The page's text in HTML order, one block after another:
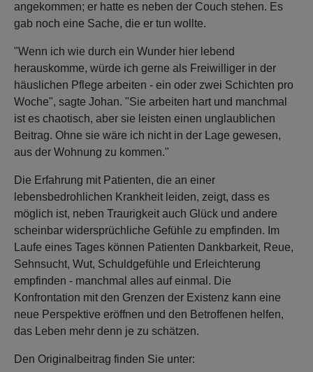
angekommen; er hatte es neben der Couch stehen. Es
gab noch eine Sache, die er tun wollte.
"Wenn ich wie durch ein Wunder hier lebend
herauskomme, würde ich gerne als Freiwilliger in der
häuslichen Pflege arbeiten - ein oder zwei Schichten pro
Woche", sagte Johan. "Sie arbeiten hart und manchmal
ist es chaotisch, aber sie leisten einen unglaublichen
Beitrag. Ohne sie wäre ich nicht in der Lage gewesen,
aus der Wohnung zu kommen."
Die Erfahrung mit Patienten, die an einer
lebensbedrohlichen Krankheit leiden, zeigt, dass es
möglich ist, neben Traurigkeit auch Glück und andere
scheinbar widersprüchliche Gefühle zu empfinden. Im
Laufe eines Tages können Patienten Dankbarkeit, Reue,
Sehnsucht, Wut, Schuldgefühle und Erleichterung
empfinden - manchmal alles auf einmal. Die
Konfrontation mit den Grenzen der Existenz kann eine
neue Perspektive eröffnen und den Betroffenen helfen,
das Leben mehr denn je zu schätzen.
Den Originalbeitrag finden Sie unter: